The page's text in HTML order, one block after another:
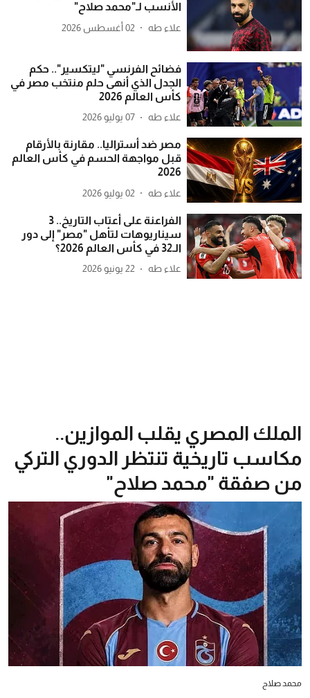
الأنسب لـ"محمد صلاح"
علاء طه 02 أغسطس 2026
فضائح الفرنسي "ليتكسير".. حكم
الجدل الذي أنهى حلم منتخب مصر في
كأس العالم 2026
علاء طه 07 يوليو 2026
مصر ضد أستراليا.. مقارنة بالأرقام
قبل مواجهة الحسم في كأس العالم
2026
علاء طه 02 يوليو 2026
الفراعنة على أعتاب التاريخ.. 3
سيناريوهات لتأهل "مصر" إلى دور
الـ32 في كأس العالم 2026؟
علاء طه 22 يونيو 2026
الملك المصري يقلب الموازين..
مكاسب تاريخية تنتظر الدوري التركي
من صفقة "محمد صلاح"
محمد صلاح